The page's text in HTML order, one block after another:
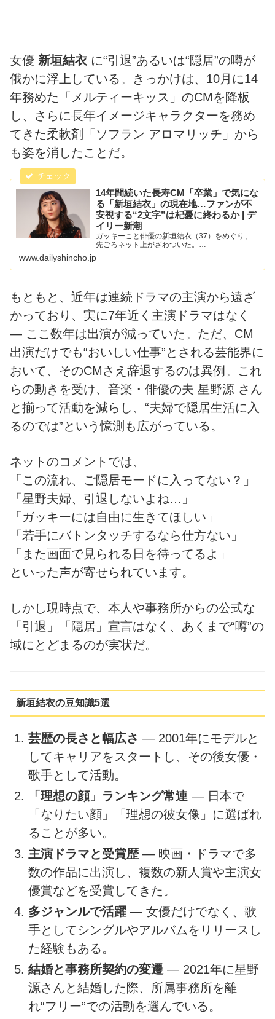
女優 新垣結衣 に“引退”あるいは“隠居”の噂が
俄かに浮上している。きっかけは、10月に14
年務めた「メルティーキッス」のCMを降板
し、さらに長年イメージキャラクターを務め
てきた柔軟剤「ソフラン アロマリッチ」から
も姿を消したことだ。
14年間続いた長寿CM「卒業」で気にな
る「新垣結衣」の現在地…ファンが不
安視する“2文字”は杞憂に終わるか | デ
イリー新潮
ガッキーこと俳優の新垣結衣（37）をめぐり、
先ごろネット上がざわついた。…
www.dailyshincho.jp
もともと、近年は連続ドラマの主演から遠ざ
かっており、実に7年近く主演ドラマはなく
— ここ数年は出演が減っていた。ただ、CM
出演だけでも“おいしい仕事”とされる芸能界に
おいて、そのCMさえ辞退するのは異例。これ
らの動きを受け、音楽・俳優の夫 星野源 さん
と揃って活動を減らし、“夫婦で隠居生活に入
るのでは”という憶測も広がっている。
ネットのコメントでは、
「この流れ、ご隠居モードに入ってない？」
「星野夫婦、引退しないよね…」
「ガッキーには自由に生きてほしい」
「若手にバトンタッチするなら仕方ない」
「また画面で見られる日を待ってるよ」
といった声が寄せられています。
しかし現時点で、本人や事務所からの公式な
「引退」「隠居」宣言はなく、あくまで“噂”の
域にとどまるのが実状だ。
新垣結衣の豆知識5選
芸歴の長さと幅広さ — 2001年にモデルと
してキャリアをスタートし、その後女優・
歌手として活動。
「理想の顔」ランキング常連 — 日本で
「なりたい顔」「理想の彼女像」に選ばれ
ることが多い。
主演ドラマと受賞歴— 映画・ドラマで多
数の作品に出演し、複数の新人賞や主演女
優賞などを受賞してきた。
多ジャンルで活躍 — 女優だけでなく、歌
手としてシングルやアルバムをリリースし
た経験もある。
結婚と事務所契約の変遷 — 2021年に星野
源さんと結婚した際、所属事務所を離
れ“フリー”での活動を選んでいる。